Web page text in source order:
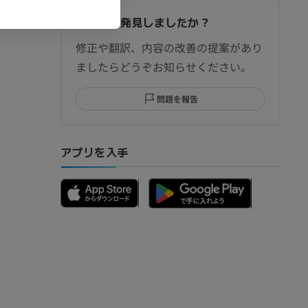
間違いを発見しましたか？
修正や翻訳、内容の改善の提案があり
ましたらどうぞお知らせください。
問題を報告
アプリを入手